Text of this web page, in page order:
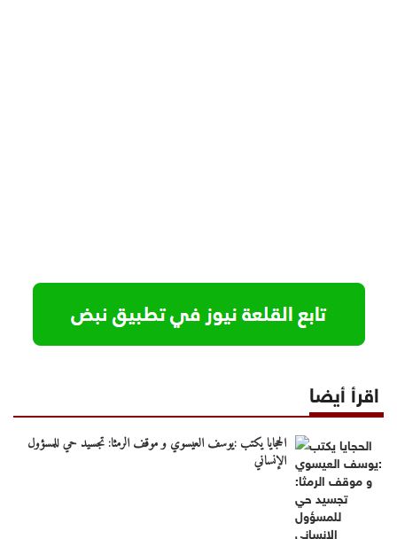
اقرأ أيضا
الحجايا يكتب :يوسف العيسوي و موقف الرمثا: تجسيد حي للمسؤول
الإنساني